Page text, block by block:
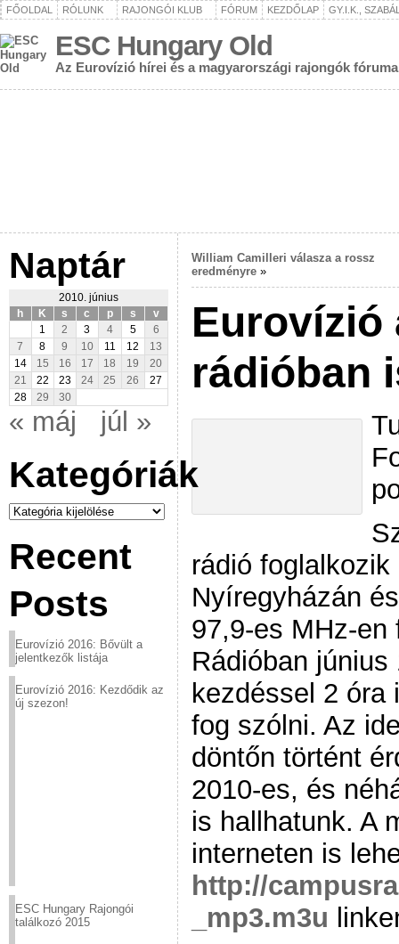
FŐOLDAL RÓLUNK RAJONGÓI KLUB FÓRUM KEZDŐLAP GY.I.K.,
ESC Hungary Old
Az Eurovízió hírei és a magyarországi rajongók fóruma
Naptár
2010. június
h
K s c p s
v
1
2 3 4 5
6
7
8 9 10 11 12
13
14
15 16 17 18 19
20
21
22 23 24 25 26
27
28
29 30
« máj júl »
Kategóriák
Kategóriák
Recent
Posts
Eurovízió 2016: Bővült a
jelentkezők listája
Eurovízió 2016: Kezdődik az
új szezon!
ESC Hungary Rajongói
találkozó 2015
William Camilleri válasza a rossz
eredményre »
Eurovízió
rádióban
rádió
Nyíregyházán
97,9-es MHz-en
Rádióban
kezdéssel 2 óra
fog szólni. Az
döntőn történt
2010-es, és
is hallhatunk. A
interneten is
http://
_mp3.m3u